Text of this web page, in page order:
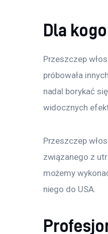
Dla
Przeszczep
próbowała
nadal borykać
widocznych
Przeszczep
związanego z
możemy
niego do USA.